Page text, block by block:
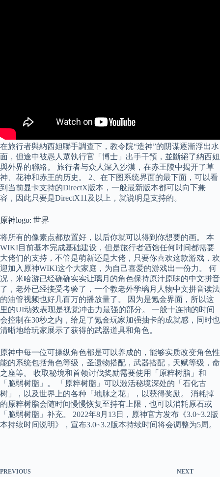
在旅行者與納西妲聯手調查下，教令院“造神”的阴谋逐漸浮出水
面，但途中被愚人眾執行官「博士」出手干預，並斷絕了納西妲
與外界的聯絡。 旅行者与众人深入沙漠，在赤王陵中揭开了草
神、花神和赤王的历史。 2、在下图系统界面的最下面，可以看
到当前显卡支持的DirectX版本，一般最新版本都可以向下兼
容，因此只要是DirectX11及以上，就说明是支持的。
原神logo: 世界
将所有的像素点都放置好，以后你就可以得到你想要的画。 本
WIKI目前基本完成基础建设，但是旅行者酒馆任何时间都需要
大佬们的支持，不管是萌新还是大佬，只要你喜欢这款游戏，欢
迎加入原神WIKI这个大家庭，为自己喜爱的游戏出一份力。 何
况，米哈游已经确确实实让璃月的角色保持原汁原味的中文拼音
了，老外已经接受考验了，一个教老外学璃月人物中文拼音读法
的油管视频也好几百万的播放量了。 因为是氪金界面，所以这
里的UI动效表现是视觉冲击力最强的部分。 一般十连抽的时间
会控制在30秒之内，给足了氪金玩家加强抽卡的成就感，同时也
清晰地给玩家展示了获得的武器道具和角色。
原神中每一位可操纵角色都是可以养成的，能够实质改变角色性
能的系统包括角色等级，圣遗物搭配，武器搭配，天赋等级，命
之座等。 收取秘境和首领讨伐奖励需要使用「原粹树脂」和
「脆弱树脂」。 「原粹树脂」可以激活秘境深处的「石化古
树」，以及世界上的各种「地脉之花」，以获得奖励。 消耗掉
的原粹树脂会随时间慢慢恢复至持有上限，也可以消耗原石或
「脆弱树脂」补充。 2022年8月13日，原神官方发布《3.0~3.2版
本持续时间说明》，宣布3.0~3.2版本持续时间将会调整为5周。
PREVIOUS NEXT